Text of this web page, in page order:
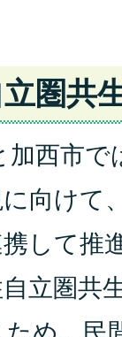
圏共
西市で
向けて
して推
立圏共